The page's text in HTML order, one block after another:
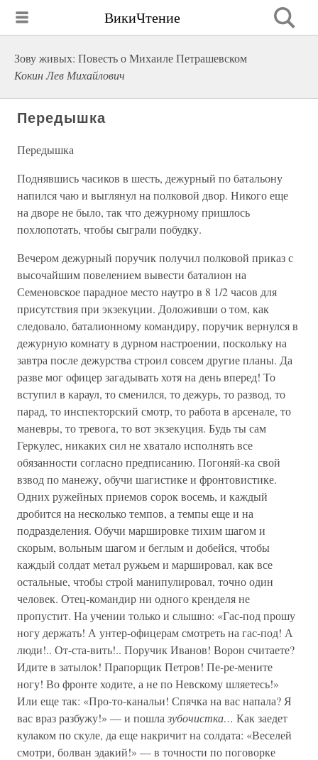
ВикиЧтение
Зову живых: Повесть о Михаиле Петрашевском
Кокин Лев Михайлович
Передышка
Передышка
Поднявшись часиков в шесть, дежурный по батальону
напился чаю и выглянул на полковой двор. Никого еще
на дворе не было, так что дежурному пришлось
похлопотать, чтобы сыграли побудку.
Вечером дежурный поручик получил полковой приказ с
высочайшим повелением вывести баталион на
Семеновское парадное место наутро в 8 1/2 часов для
присутствия при экзекуции. Доложивши о том, как
следовало, баталионному командиру, поручик вернулся в
дежурную комнату в дурном настроении, поскольку на
завтра после дежурства строил совсем другие планы. Да
разве мог офицер загадывать хотя на день вперед! То
вступил в караул, то сменился, то дежурь, то развод, то
парад, то инспекторский смотр, то работа в арсенале, то
маневры, то тревога, то вот экзекуция. Будь ты сам
Геркулес, никаких сил не хватало исполнять все
обязанности согласно предписанию. Погоняй-ка свой
взвод по манежу, обучи шагистике и фронтовистике.
Одних ружейных приемов сорок восемь, и каждый
дробится на несколько темпов, а темпы еще и на
подразделения. Обучи маршировке тихим шагом и
скорым, вольным шагом и беглым и добейся, чтобы
каждый солдат метал ружьем и маршировал, как все
остальные, чтобы строй манипулировал, точно один
человек. Отец-командир ни одного кренделя не
пропустит. На учении только и слышно: «Гас-под прошу
ногу держать! А унтер-офицерам смотреть на гас-под! А
люди!.. От-ста-вить!.. Поручик Иванов! Ворон считаете?
Идите в затылок! Прапорщик Петров! Пе-ре-мените
ногу! Во фронте ходите, а не по Невскому шляетесь!»
Или еще так: «Про-то-канальи! Спячка на вас напала? Я
вас враз разбужу!» — и пошла зубочистка… Как заедет
кулаком по скуле, да еще накричит на солдата: «Веселей
смотри, болван эдакий!» — в точности по поговорке